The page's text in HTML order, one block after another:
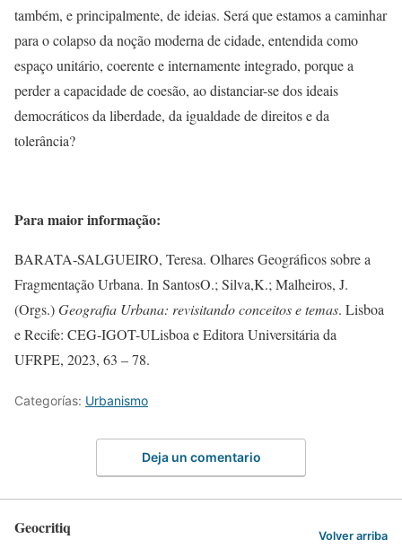
também, e principalmente, de ideias. Será que estamos a caminhar
para o colapso da noção moderna de cidade, entendida como
espaço unitário, coerente e internamente integrado, porque a
perder a capacidade de coesão, ao distanciar-se dos ideais
democráticos da liberdade, da igualdade de direitos e da
tolerância?
Para maior informação:
BARATA-SALGUEIRO, Teresa. Olhares Geográficos sobre a
Fragmentação Urbana. In SantosO.; Silva,K.; Malheiros, J.
(Orgs.)Geografia Urbana: revisitando conceitos e temas. Lisboa
e Recife: CEG-IGOT-ULisboa e Editora Universitária da
UFRPE, 2023, 63 – 78.
Categorías: Urbanismo
Deja un comentario
Geocritiq Volver arriba